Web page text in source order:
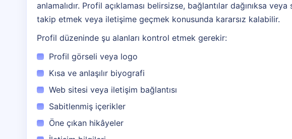
anlamalıdır. Profil açıklaması belirsizse, bağlantılar dağınıksa
takip etmek veya iletişime geçmek konusunda kararsız kalabilir.
Profil düzeninde şu alanları kontrol etmek gerekir:
Profil görseli veya logo
Kısa ve anlaşılır biyografi
Web sitesi veya iletişim bağlantısı
Sabitlenmiş içerikler
Öne çıkan hikâyeler